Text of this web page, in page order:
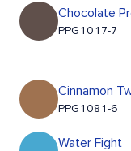
Chocolate
PPG1017-7
Cinnamon
PPG1081-6
Water Fight